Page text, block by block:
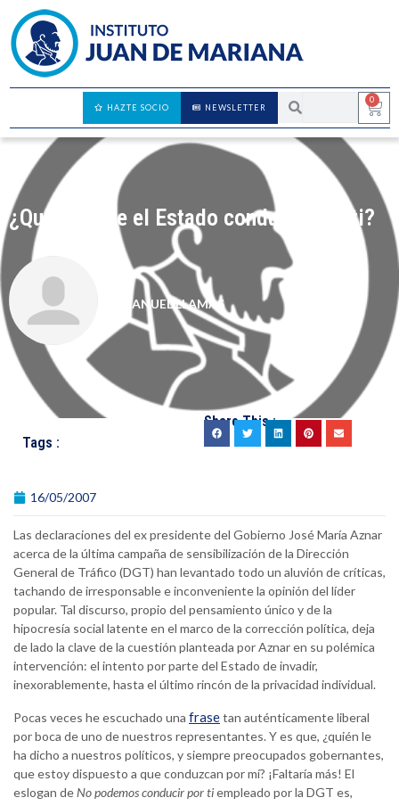
0
NEWSLETTER
HAZTE SOCIO
¿Quieres que el Estado conduzca por ti?
MANUEL LLAMAS
Tags :
Share This :
16/05/2007
Las declaraciones del ex presidente del Gobierno José María Aznar
acerca de la última campaña de sensibilización de la Dirección
General de Tráfico (DGT) han levantado todo un aluvión de críticas,
tachando de irresponsable e inconveniente la opinión del líder
popular. Tal discurso, propio del pensamiento único y de la
hipocresía social latente en el marco de la corrección política, deja
de lado la clave de la cuestión planteada por Aznar en su polémica
intervención: el intento por parte del Estado de invadir,
inexorablemente, hasta el último rincón de la privacidad individual.
Pocas veces he escuchado una frasetan auténticamente liberal
por boca de uno de nuestros representantes. Y es que, ¿quién le
ha dicho a nuestros políticos, y siempre preocupados gobernantes,
que estoy dispuesto a que conduzcan por mí? ¡Faltaría más! El
eslogan deNo podemos conducir por tiempleado por la DGT es,